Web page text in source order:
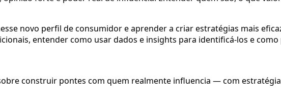
novo perfil de consumidor e aprender a criar estratégias mais
entender como usar dados e insights para identificá-los e
construir pontes com quem realmente influencia — com